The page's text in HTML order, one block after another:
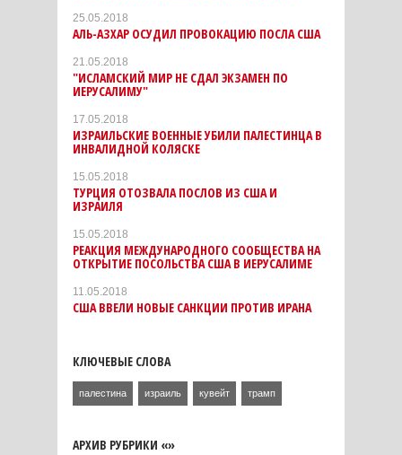
25.05.2018
АЛЬ-АЗХАР ОСУДИЛ ПРОВОКАЦИЮ ПОСЛА США
21.05.2018
"ИСЛАМСКИЙ МИР НЕ СДАЛ ЭКЗАМЕН ПО
ИЕРУСАЛИМУ"
17.05.2018
ИЗРАИЛЬСКИЕ ВОЕННЫЕ УБИЛИ ПАЛЕСТИНЦА В
ИНВАЛИДНОЙ КОЛЯСКЕ
15.05.2018
ТУРЦИЯ ОТОЗВАЛА ПОСЛОВ ИЗ США И
ИЗРАИЛЯ
15.05.2018
РЕАКЦИЯ МЕЖДУНАРОДНОГО СООБЩЕСТВА НА
ОТКРЫТИЕ ПОСОЛЬСТВА США В ИЕРУСАЛИМЕ
11.05.2018
США ВВЕЛИ НОВЫЕ САНКЦИИ ПРОТИВ ИРАНА
КЛЮЧЕВЫЕ СЛОВА
палестина израиль кувейт трамп
АРХИВ РУБРИКИ «»